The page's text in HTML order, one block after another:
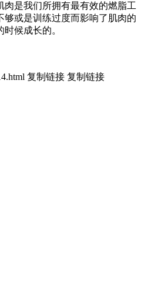
肉是我们所拥有最有效的燃脂工
或是训练过度而影响了肌肉的
候成长的。
复制链接 复制链接